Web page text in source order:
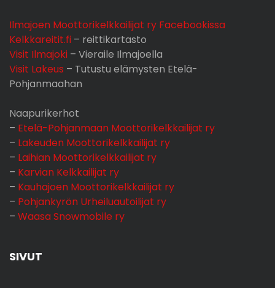
Ilmajoen Moottorikelkkailijat ry Facebookissa
Kelkkareitit.fi – reittikartasto
Visit Ilmajoki – Vieraile Ilmajoella
Visit Lakeus – Tutustu elämysten Etelä-
Pohjanmaahan
Naapurikerhot
– Etelä-Pohjanmaan Moottorikelkkailijat ry
– Lakeuden Moottorikelkkailijat ry
– Laihian Moottorikelkkailijat ry
– Karvian Kelkkailijat ry
– Kauhajoen Moottorikelkkailijat ry
– Pohjankyrön Urheiluautoilijat ry
– Waasa Snowmobile ry
SIVUT